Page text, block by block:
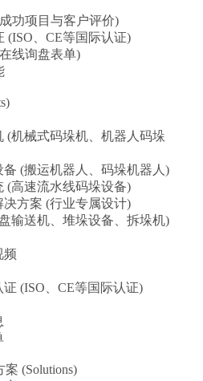
功项目与客户评价)
(ISO、CE等国际认证)
线询盘表单)
(机械式码垛机、机器人码垛
(搬运机器人、码垛机器人)
(高速流水线码垛设备)
方案 (行业专属设计)
输送机、堆垛设备、拆垛机)
频
(ISO、CE等国际认证)
(Solutions)